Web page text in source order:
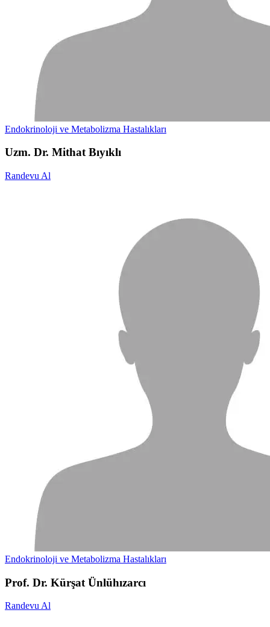
Endokrinoloji ve Metabolizma Hastalıkları
Uzm. Dr. Mithat Bıyıklı
Randevu Al
Endokrinoloji ve Metabolizma Hastalıkları
Prof. Dr. Kürşat Ünlühızarcı
Randevu Al